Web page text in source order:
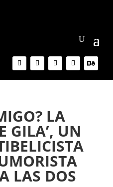
LA
GILA’, UN
LAS DOS